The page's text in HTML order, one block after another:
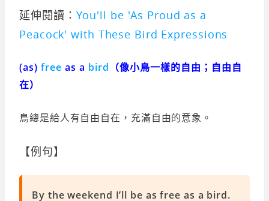
延伸閱讀： You'll be 'As Proud as a
Peacock' with These Bird Expressions
(as) free as a bird （像小鳥一樣的自由；自由自
在）
鳥總是給人有自由自在，充滿自由的意象。
【例句】
By the weekend I’ll be as free as a bird.